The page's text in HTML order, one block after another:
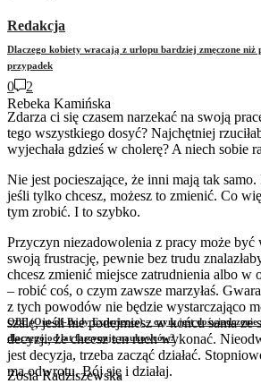
Dlaczego kobiety wracają z urlopu bardziej zmęczone niż
przypadek
Rebeka Kamińska
OBE (Out-of-Body Experience) – czym jest doświadczenie
dlaczego od lat fascynuje naukowców?
Zosia Radziszewska
Redakcja
0
2
Zdarza ci się czasem narzekać na swoją
tego wszystkiego dosyć? Najchętniej
wyjechała gdzieś w cholerę? A niech sobie
Nie jest pocieszające, że inni mają tak samo.
jeśli tylko chcesz, możesz to zmienić. Co
tym zrobić. I to szybko.
Przyczyn niezadowolenia z pracy może być
swoją frustrację, pewnie bez trudu
chcesz zmienić miejsce zatrudnienia albo w
– robić coś, o czym zawsze marzyłaś.
z tych powodów nie będzie wystarczająco
szalę, jeśli nie podejmiesz w końcu sama ze
decyzji, że chcesz ten ruch wykonać.
jest decyzja, trzeba zacząć działać.
ma odwrotu. Bój się i działaj.